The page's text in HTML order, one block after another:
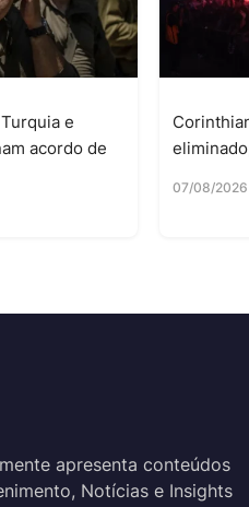
e
acordo de
07/08/2026
apresenta conteúdos
Notícias e Insights